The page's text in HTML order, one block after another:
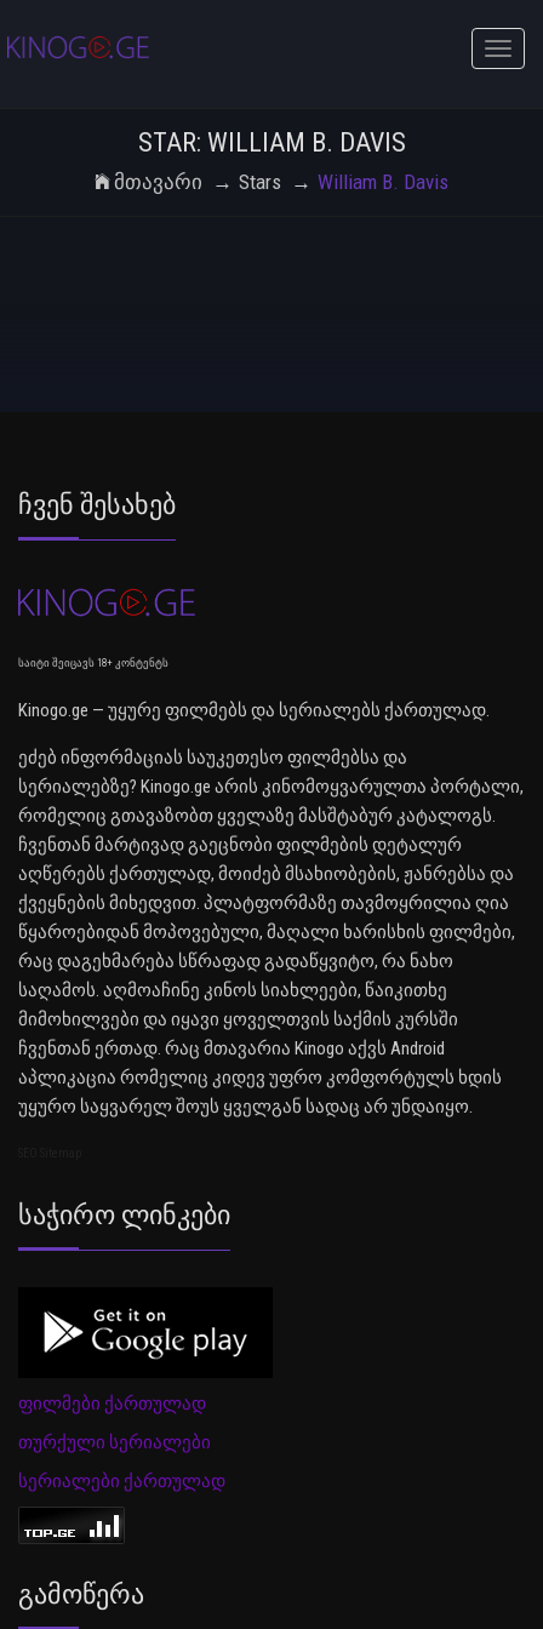
Toggle
STAR: WILLIAM B. DAVIS
Მთავარი Stars William B. Davis
Ჩვენ Შესახებ
საიტი შეიცავს 18+ კონტენტს
Kinogo.ge — უყურე ფილმებს და სერიალებს ქართულად.
ეძებ ინფორმაციას საუკეთესო ფილმებსა და
სერიალებზე? Kinogo.ge არის კინომოყვარულთა პორტალი,
რომელიც გთავაზობთ ყველაზე მასშტაბურ კატალოგს.
ჩვენთან მარტივად გაეცნობი ფილმების დეტალურ
აღწერებს ქართულად, მოიძებ მსახიობების, ჟანრებსა და
ქვეყნების მიხედვით. პლატფორმაზე თავმოყრილია ღია
წყაროებიდან მოპოვებული, მაღალი ხარისხის ფილმები,
რაც დაგეხმარება სწრაფად გადაწყვიტო, რა ნახო
საღამოს. აღმოაჩინე კინოს სიახლეები, წაიკითხე
მიმოხილვები და იყავი ყოველთვის საქმის კურსში
ჩვენთან ერთად. რაც მთავარია Kinogo აქვს Android
აპლიკაცია რომელიც კიდევ უფრო კომფორტულს ხდის
უყურო საყვარელ შოუს ყველგან სადაც არ უნდაიყო.
Საჭირო Ლინკები
ფილმები ქართულად
თურქული სერიალები
სერიალები ქართულად
Გამოწერა